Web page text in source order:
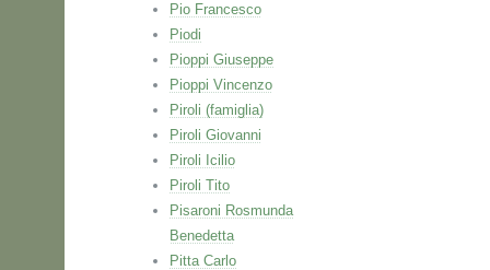
Pio Francesco
Piodi
Pioppi Giuseppe
Pioppi Vincenzo
Piroli (famiglia)
Piroli Giovanni
Piroli Icilio
Piroli Tito
Pisaroni Rosmunda
Benedetta
Pitta Carlo